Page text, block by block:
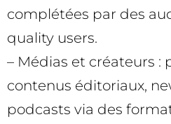
complétées par des
quality users.
– Médias et créateurs :
contenus éditoriaux,
podcasts via des